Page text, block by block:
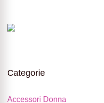
Categorie
Accessori Donna